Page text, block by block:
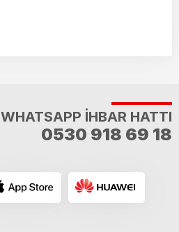
WHATSAPP İHBAR HATTI
0530 918 69 18